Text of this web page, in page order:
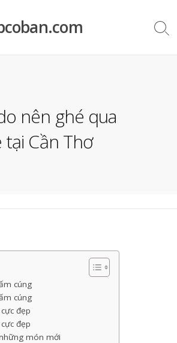
nên ghé qua
tại Cần Thơ
cúng
cúng
đẹp
đẹp
món mới